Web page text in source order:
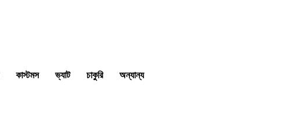
কাস্টমস ভ্যাট চাকুরি অন্যান্য